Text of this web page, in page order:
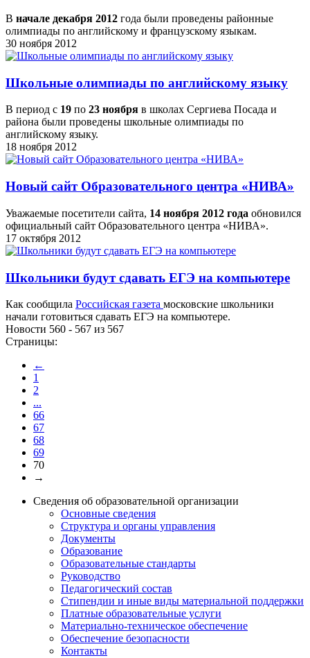
В начале декабря 2012 года были проведены районные
олимпиады по английскому и французскому языкам.
30 ноября 2012
Школьные олимпиады по английскому языку
В период с 19 по 23 ноября в школах Сергиева Посада и
района были проведены школьные олимпиады по
английскому языку.
18 ноября 2012
Новый сайт Образовательного центра «НИВА»
Уважаемые посетители сайта, 14 ноября 2012 года обновился
официальный сайт Образовательного центра «НИВА».
17 октября 2012
Школьники будут сдавать ЕГЭ на компьютере
Как сообщила Российская газета московские школьники
начали готовиться сдавать ЕГЭ на компьютере.
Новости 560 - 567 из 567
Страницы:
←
1
2
...
66
67
68
69
70
→
Сведения об образовательной организации
Основные сведения
Структура и органы управления
Документы
Образование
Образовательные стандарты
Руководство
Педагогический состав
Стипендии и иные виды материальной поддержки
Платные образовательные услуги
Материально-техническое обеспечение
Обеспечение безопасности
Контакты